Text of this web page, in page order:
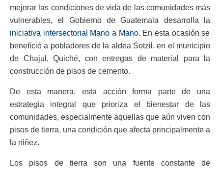
mejorar las condiciones de vida de las comunidades más
vulnerables, el Gobierno de Guatemala desarrolla la
iniciativa intersectorial Mano a Mano. En esta ocasión se
benefició a pobladores de la aldea Sotzil, en el municipio
de Chajul, Quiché, con entregas de material para la
construcción de pisos de cemento.
De esta manera, esta acción forma parte de una
estrategia integral que prioriza el bienestar de las
comunidades, especialmente aquellas que aún viven con
pisos de tierra, una condición que afecta principalmente a
la niñez.
Los pisos de tierra son una fuente constante de